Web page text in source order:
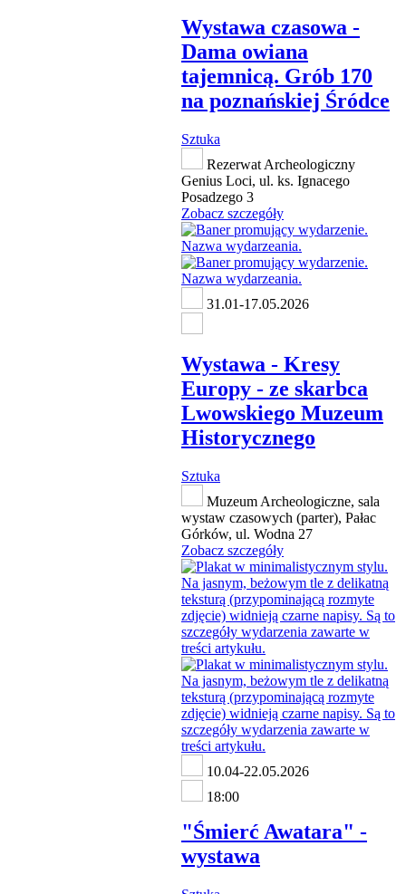
Wystawa czasowa -
Dama owiana
tajemnicą. Grób 170
na poznańskiej Śródce
Sztuka
Rezerwat Archeologiczny
Genius Loci, ul. ks. Ignacego
Posadzego 3
Zobacz szczegóły
31.01-17.05.2026
Wystawa - Kresy
Europy - ze skarbca
Lwowskiego Muzeum
Historycznego
Sztuka
Muzeum Archeologiczne, sala
wystaw czasowych (parter), Pałac
Górków, ul. Wodna 27
Zobacz szczegóły
10.04-22.05.2026
18:00
"Śmierć Awatara" -
wystawa